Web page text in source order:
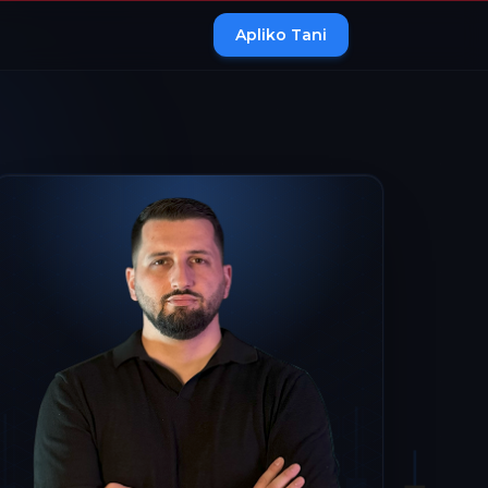
Apliko Tani